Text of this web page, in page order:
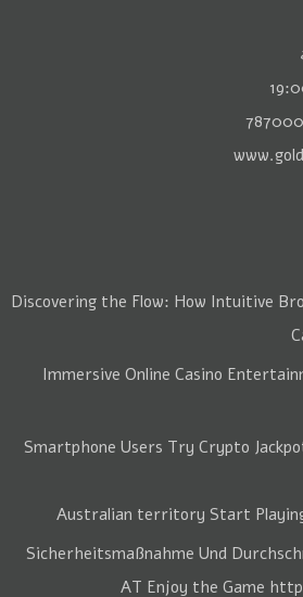
Discovering the Flow: How Intuitive
Immersive Online Casino
Smartphone Users Try Crypto
Sicherheitsmaßnahme Und
AT Enjoy the Game